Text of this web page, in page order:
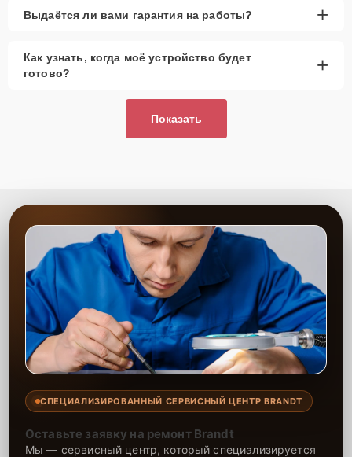
Выдаётся ли вами гарантия на работы? +
Как узнать, когда моё устройство будет
готово?
+
Показать
СПЕЦИАЛИЗИРОВАННЫЙ СЕРВИСНЫЙ ЦЕНТР BRANDT
Оставьте заявку на ремонт Brandt
Мы — сервисный центр, который специализируется